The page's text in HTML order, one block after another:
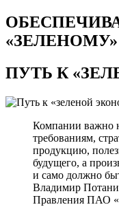
ПУТЬ К
Компании важно
требованиям,
продукцию,
будущего, а
и само должно
Владимир
Правления ПАО